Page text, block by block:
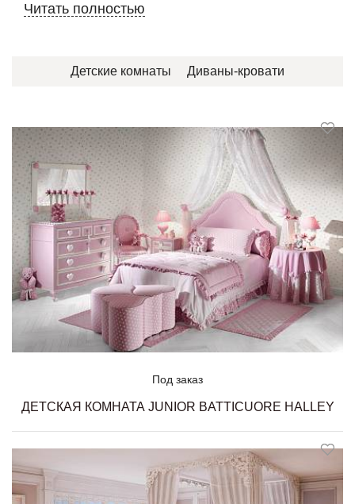
Читать полностью
Детские комнаты Диваны-кровати
Под заказ
ДЕТСКАЯ КОМНАТА JUNIOR BATTICUORE HALLEY